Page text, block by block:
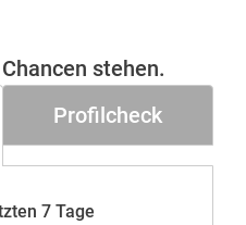
stehen.
Profilcheck
7 Tage